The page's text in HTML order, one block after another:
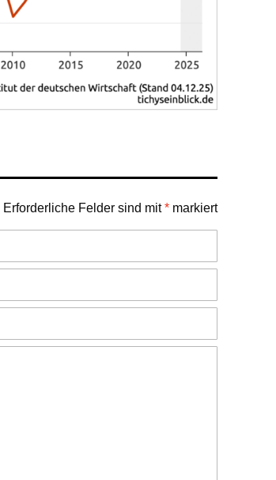
Erforderliche Felder sind mit* markiert